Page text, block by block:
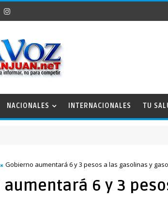
NACIONALES INTERNACIONALES TU
Gobierno aumentará 6 y 3 pesos a las gasolinas y
aumentará 6 y 3